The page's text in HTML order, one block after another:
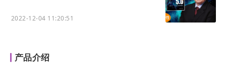
2022-12-04 11:20:51
产品介绍